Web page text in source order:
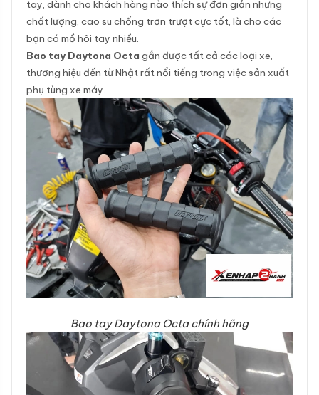
tay, dành cho khách hàng nào thích sự đơn giản nhưng
chất lượng, cao su chống trơn trượt cực tốt, là cho các
bạn có mồ hôi tay nhiều.
Bao tay Daytona Octa gắn được tất cả các loại xe,
thương hiệu đến từ Nhật rất nổi tiếng trong việc sản xuất
phụ tùng xe máy.
Bao tay Daytona Octa chính hãng